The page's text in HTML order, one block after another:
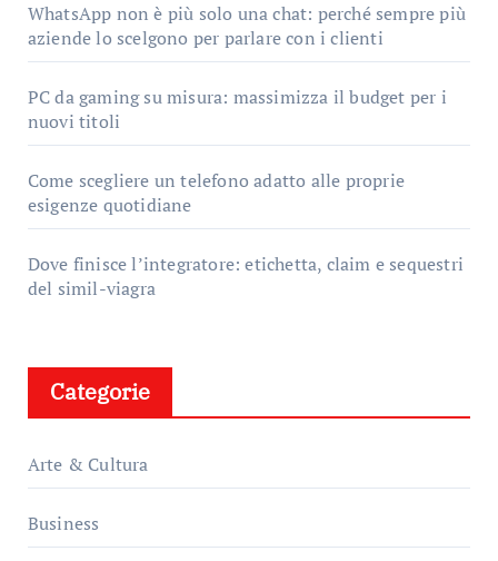
WhatsApp non è più solo una chat: perché sempre più
aziende lo scelgono per parlare con i clienti
PC da gaming su misura: massimizza il budget per i
nuovi titoli
Come scegliere un telefono adatto alle proprie
esigenze quotidiane
Dove finisce l’integratore: etichetta, claim e sequestri
del simil-viagra
Categorie
Arte & Cultura
Business